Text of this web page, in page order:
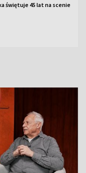
świętuje 45 lat na scenie